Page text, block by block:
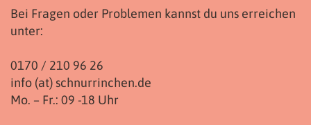
Bei Fragen oder Problemen kannst du uns erreichen
unter:
0170 / 210 96 26
info (at) schnurrinchen.de
Mo. – Fr.: 09 -18 Uhr